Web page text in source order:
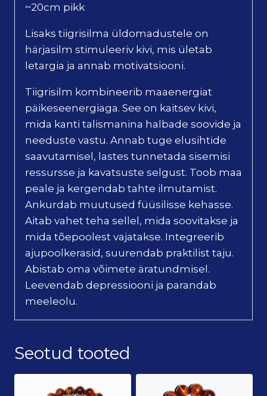
~20cm pikk
Lisaks tiigrisilma üldomadustele on
härjasilm stimuleeriv kivi, mis ületab
letargia ja annab motivatsiooni.
Tiigrisilm kombineerib maaenergiat
päikeseenergiaga. See on kaitsev kivi,
mida kanti talismanina halbade soovide ja
needuste vastu. Annab tuge elusihtide
saavutamisel, lastes tunnetada sisemisi
ressursse ja kavatsuste selgust. Toob maa
peale ja kergendab tahte ilmutamist.
Ankurdab muutused füüsilisse kehasse.
Aitab vahet teha sellel, mida soovitakse ja
mida tõepoolest vajatakse. Integreerib
ajupoolkerasid, suurendab praktilist taju.
Abistab oma võimete äratundmisel.
Leevendab depressiooni ja parandab
meeleolu.
Seotud tooted